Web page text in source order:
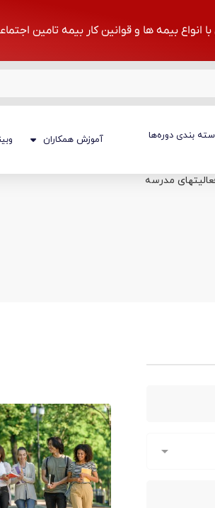
با انواع بیمه ها و قوانین کار بیمه تامین
بندی دوره‌ها آموزش همکاران
مدرسه